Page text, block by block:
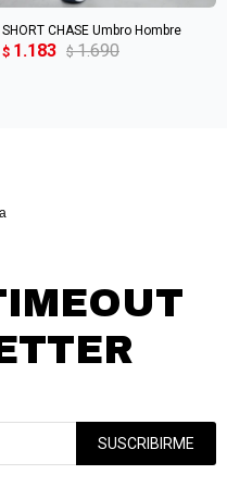
SHORT CHASE Umbro Hombre
$ 1.183 $ 1.690
SUSCRIBIRME